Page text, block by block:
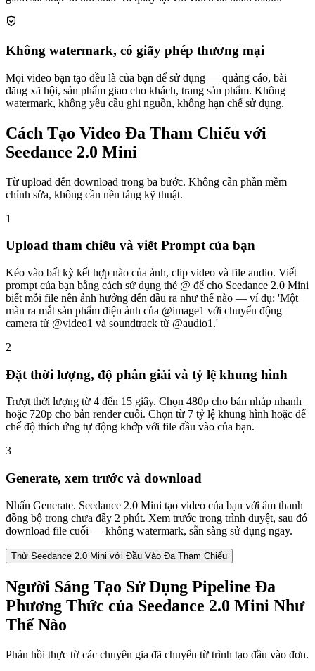
Không watermark, có giấy phép thương mại
Mọi video bạn tạo đều là của bạn để sử dụng — quảng cáo, bài
đăng xã hội, sản phẩm giao cho khách, trang sản phẩm. Không
watermark, không yêu cầu ghi nguồn, không hạn chế sử dụng.
Cách Tạo Video Đa Tham Chiếu với
Seedance 2.0 Mini
Từ upload đến download trong ba bước. Không cần phần mềm
chỉnh sửa, không cần nền tảng kỹ thuật.
1
Upload tham chiếu và viết Prompt của bạn
Kéo vào bất kỳ kết hợp nào của ảnh, clip video và file audio. Viết
prompt của bạn bằng cách sử dụng thẻ @ để cho Seedance 2.0 Mini
biết mỗi file nên ảnh hưởng đến đầu ra như thế nào — ví dụ: 'Một
màn ra mắt sản phẩm điện ảnh của @image1 với chuyển động
camera từ @video1 và soundtrack từ @audio1.'
2
Đặt thời lượng, độ phân giải và tỷ lệ khung hình
Trượt thời lượng từ 4 đến 15 giây. Chọn 480p cho bản nháp nhanh
hoặc 720p cho bản render cuối. Chọn từ 7 tỷ lệ khung hình hoặc để
chế độ thích ứng tự động khớp với file đầu vào của bạn.
3
Generate, xem trước và download
Nhấn Generate. Seedance 2.0 Mini tạo video của bạn với âm thanh
đồng bộ trong chưa đầy 2 phút. Xem trước trong trình duyệt, sau đó
download file cuối — không watermark, sẵn sàng sử dụng ngay.
Thử Seedance 2.0 Mini với Đầu Vào Đa Tham Chiếu
Người Sáng Tạo Sử Dụng Pipeline Đa
Phương Thức của Seedance 2.0 Mini Như
Thế Nào
Phản hồi thực từ các chuyên gia đã chuyển từ trình tạo đầu vào đơn.